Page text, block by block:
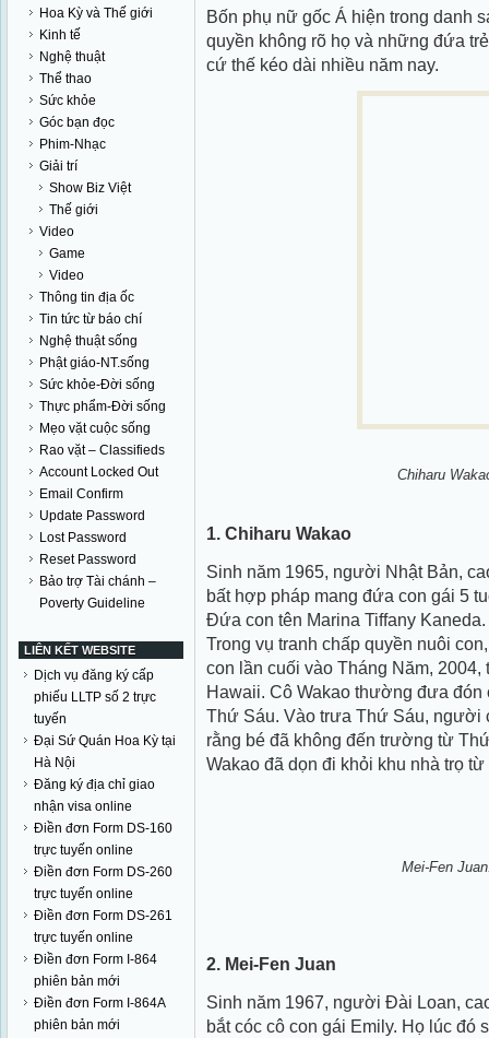
Hoa Kỳ và Thế giới
Kinh tế
Nghệ thuật
Thể thao
Sức khỏe
Góc bạn đọc
Phim-Nhạc
Giải trí
Show Biz Việt
Thế giới
Video
Game
Video
Thông tin địa ốc
Tin tức từ báo chí
Nghệ thuật sống
Phật giáo-NT.sống
Sức khỏe-Đời sống
Thực phẩm-Đời sống
Mẹo vặt cuộc sống
Rao vặt – Classifieds
Account Locked Out
Email Confirm
Update Password
Lost Password
Reset Password
Bảo trợ Tài chánh –
Poverty Guideline
LIÊN KẾT WEBSITE
Dịch vụ đăng ký cấp
phiếu LLTP số 2 trực
tuyến
Đại Sứ Quán Hoa Kỳ tại
Hà Nội
Đăng ký địa chỉ giao
nhận visa online
Điền đơn Form DS-160
trực tuyến online
Điền đơn Form DS-260
trực tuyến online
Điền đơn Form DS-261
trực tuyến online
Điền đơn Form I-864
phiên bản mới
Điền đơn Form I-864A
phiên bản mới
Bốn phụ nữ gốc Á hiện trong danh
quyền không rõ họ và những đứa
cứ thế kéo dài nhiều năm nay.
Chiharu
1. Chiharu Wakao
Sinh năm 1965, người Nhật Bản,
bất hợp pháp mang đứa con gái 5
Đứa con tên Marina Tiffany
Trong vụ tranh chấp quyền nuôi
con lần cuối vào Tháng Năm,
Hawaii. Cô Wakao thường đưa
Thứ Sáu. Vào trưa Thứ Sáu, người
rằng bé đã không đến trường từ
Wakao đã dọn đi khỏi khu nhà trọ
Mei-Fen
2. Mei-Fen Juan
Sinh năm 1967, người Đài Loan,
bắt cóc cô con gái Emily. Họ lúc đó